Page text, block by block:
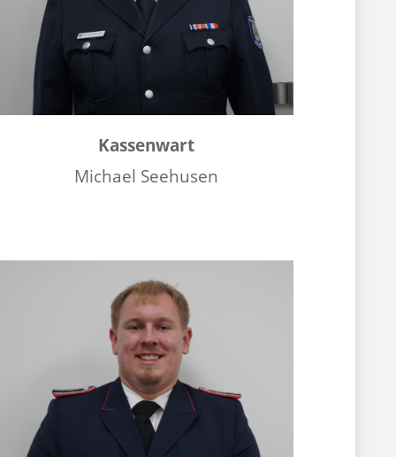
Kassenwart
Michael Seehusen